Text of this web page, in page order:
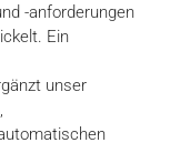
-anforderungen
Ein
unser